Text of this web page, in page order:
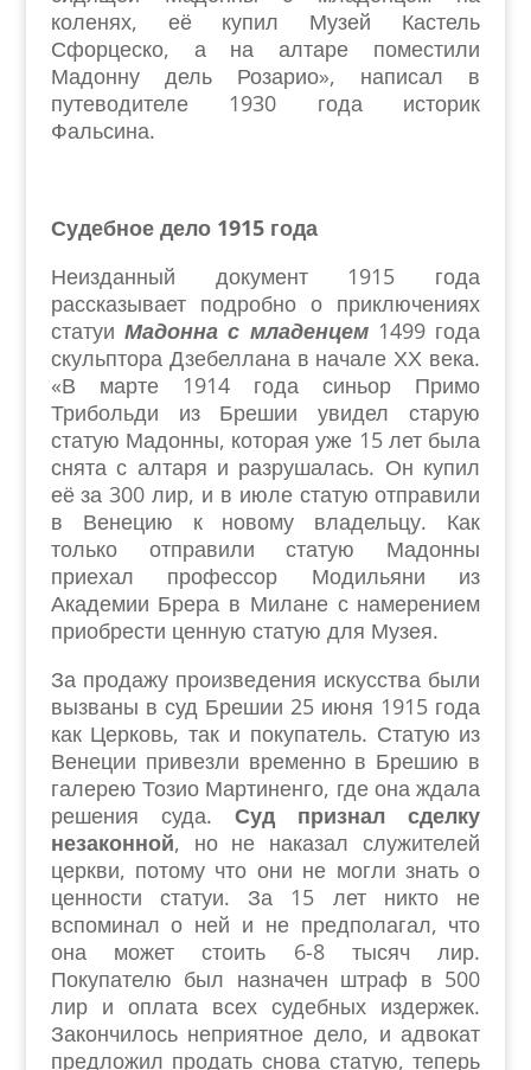
коленях, её купил Музей Кастель
Сфорцеско, а на алтаре поместили
Мадонну дель Розарио», написал в
путеводителе 1930 года историк
Фальсина.
Судебное дело 1915 года
Неизданный документ 1915 года
рассказывает подробно о приключениях
статуи Мадонна с младенцем1499 года
скульптора Дзебеллана в начале ХХ века.
«В марте 1914 года синьор Примо
Трибольди из Брешии увидел старую
статую Мадонны, которая уже 15 лет была
снята с алтаря и разрушалась. Он купил
её за 300 лир, и в июле статую отправили
в Венецию к новому владельцу. Как
только отправили статую Мадонны
приехал профессор Модильяни из
Академии Брера в Милане с намерением
приобрести ценную статую для Музея.
За продажу произведения искусства были
вызваны в суд Брешии 25 июня 1915 года
как Церковь, так и покупатель. Статую из
Венеции привезли временно в Брешию в
галерею Тозио Мартиненго, где она ждала
решения суда. Суд признал сделку
незаконной, но не наказал служителей
церкви, потому что они не могли знать о
ценности статуи. За 15 лет никто не
вспоминал о ней и не предполагал, что
она может стоить 6-8 тысяч лир.
Покупателю был назначен штраф в 500
лир и оплата всех судебных издержек.
Закончилось неприятное дело, и адвокат
предложил продать снова статую, теперь